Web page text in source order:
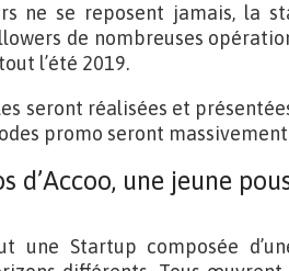
ne se reposent jamais, la
de nombreuses
l’été 2019.
seront réalisées et
promo seront
d’Accoo, une jeune
une Startup composée